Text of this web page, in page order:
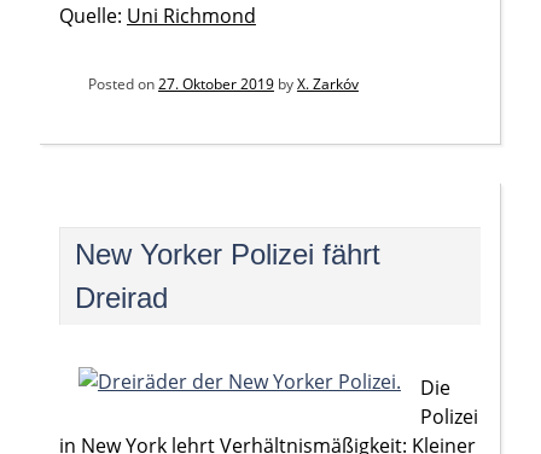
Quelle: Uni Richmond
Posted on27. Oktober 2019byX. Zarkóv
New Yorker Polizei fährt
Dreirad
Die
Polizei
in New York lehrt Verhältnismäßigkeit: Kleiner